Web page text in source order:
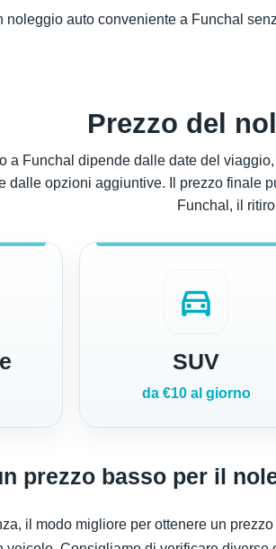
noleggio auto conveniente a Funchal
Prezzo del
a Funchal dipende dalle date del
dalle opzioni aggiuntive. Il prezzo finale
Funchal, il
directions_car
SUV
da €10 al giorno
prezzo basso per il
il modo migliore per ottenere un